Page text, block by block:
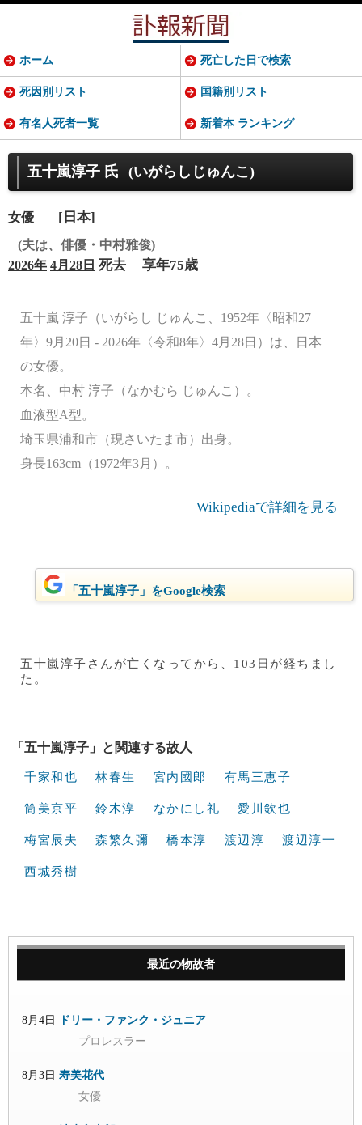
五十嵐淳子 氏 (いがらしじゅんこ)
女優 [日本]
(夫は、俳優・中村雅俊)
2026年 4月28日 死去 享年75歳
五十嵐 淳子（いがらし じゅんこ、1952年〈昭和27
年〉9月20日 - 2026年〈令和8年〉4月28日）は、日本
の女優。
本名、中村 淳子（なかむら じゅんこ）。
血液型A型。
埼玉県浦和市（現さいたま市）出身。
身長163cm（1972年3月）。
Wikipediaで詳細を見る
「五十嵐淳子」をGoogle検索
五十嵐淳子さんが亡くなってから、103日が経ちまし
た。
「五十嵐淳子」と関連する故人
千家和也 林春生 宮内國郎 有馬三恵子
筒美京平 鈴木淳 なかにし礼 愛川欽也
梅宮辰夫 森繁久彌 橋本淳 渡辺淳 渡辺淳一
西城秀樹
ホーム 死亡した日で検索
死因別リスト 国籍別リスト
有名人死者一覧 新着本 ランキング
最近の物故者
8月4日
ドリー・ファンク・ジュニア
プロレスラー
8月3日 寿美花代
女優